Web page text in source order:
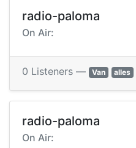
radio-paloma
On Air:
0 Listeners — Van alles
radio-paloma
On Air: